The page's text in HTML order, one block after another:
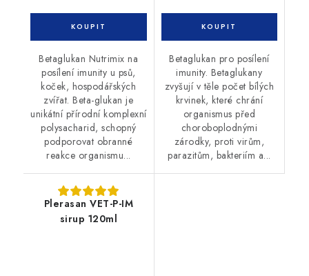
Betaglukan Nutrimix na
posílení imunity u psů,
koček, hospodářských
zvířat. Beta-glukan je
unikátní přírodní komplexní
polysacharid, schopný
podporovat obranné
reakce organismu...
Betaglukan pro posílení
imunity. Betaglukany
zvyšují v těle počet bílých
krvinek, které chrání
organismus před
choroboplodnými
zárodky, proti virům,
parazitům, bakteriím a...
Plerasan VET-P-IM
sirup 120ml